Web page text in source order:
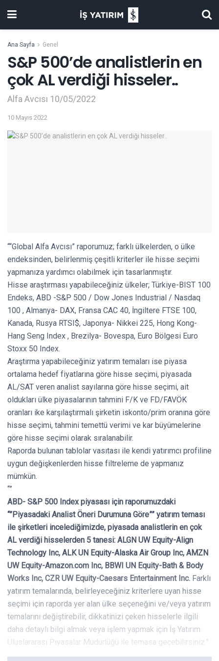
Ana Sayfa Genel
S&P 500’de analistlerin en
çok AL verdiği hisseler..
Alfa Avcısı 10/05/2022
10 Mayıs 2022
““Global Alfa Avcısı” raporumuz; farklı ülkelerden, o ülke
endeksinden, belirlenmiş çeşitli kriterler ile hisse seçimi
yapmanıza yardımcı olabilmek için tasarlanmıştır.
Hisse araştırması yapabileceğiniz ülkeler; Türkiye-BIST 100
Endeks, ABD -S&P 500 / Dow Jones Industrial / Nasdaq
100 , Almanya- DAX, Fransa CAC 40, İngiltere FTSE 100,
Kanada, Rusya RTSI$, Japonya- Nikkei 225, Hong Kong-
Hang Seng Index , Brezilya- Bovespa, Euro Bölgesi Euro
Stoxx 50 Index.
Araştırma yapabileceğiniz yatırım temaları ise piyasa
ortalama hedef fiyatlarına göre hisse seçimi, piyasada
AL/SAT veren analist sayılarına göre hisse seçimi, ait
oldukları ülke piyasalarının tahmini F/K ve FD/FAVÖK
oranları ike karşılaştırmalı şirketin iskonto/prim oranına göre
hisse seçimi, tahmini temettü verimi ve kar büyümelerine
göre hisse seçimi olarak sıralanabilir.
Raporda bulunan tablolar vasıtası ile kendi yatırımcı profiline
uygun değişkenlerden hisse filtreleme de yapmanız
mümkün.
“”
ABD- S&P 500 Index piyasası için raporumuzdaki
“”Piyasadaki Analist Öneri Durumuna Göre”” yatırım teması
ile şirketleri incelediğimizde, piyasada analistlerin en çok
AL verdiği hisselerden 5 tanesi: ALGN UW Equity-Align
Technology Inc, ALK UN Equity-Alaska Air Group Inc, AMZN
UW Equity-Amazon.com Inc, BBWI UN Equity-Bath & Body
Works Inc, CZR UW Equity-Caesars Entertainment Inc. Farklı
yatırım temalarında, belirleyeceğiniz kriterlere uyan hisse
seçimi için raporda yer alan ülke seçeneğini ve/veya yatırım
temalarını değiştirebilir, dikkatinizi çeken hisselerle ilgili
daha detaylı bilgi almak veya işlem yapmak için İş Yatırım
Uluslararası Piyasalar Müdürlüğü ile temasa geçebilirsiniz.”